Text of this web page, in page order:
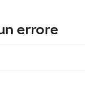
errore